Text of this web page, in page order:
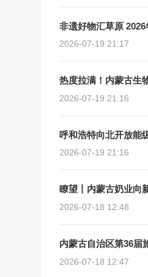
非遗好物汇草原
2026-07-19 21:17
热度拉满！内蒙古生
2026-07-19 21:16
呼和浩特向北开放能
2026-07-19 21:16
瞭望丨内蒙古奶业向
2026-07-18 12:48
内蒙古自治区第36届
2026-07-18 12:47